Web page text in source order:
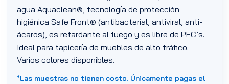
agua Aquaclean®, tecnología de protección
higiénica Safe Front® (antibacterial, antiviral, anti-
ácaros), es retardante al fuego y es libre de PFC’s.
Ideal para tapicería de muebles de alto tráfico.
Varios colores disponibles.
*Las muestras no tienen costo. Únicamente pagas el